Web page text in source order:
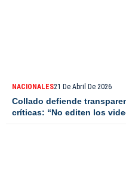
NACIONALES21 De Abril De 2026
Collado defiende
críticas: “No editen los